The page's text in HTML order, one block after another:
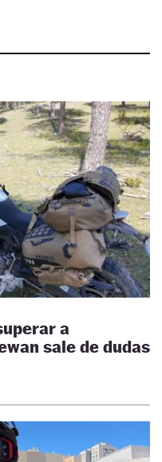
a
sale de dudas